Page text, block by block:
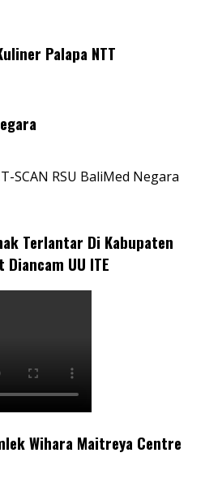
Palapa NTT
SCAN RSU BaliMed Negara
Terlantar Di Kabupaten
UU ITE
Wihara Maitreya Centre